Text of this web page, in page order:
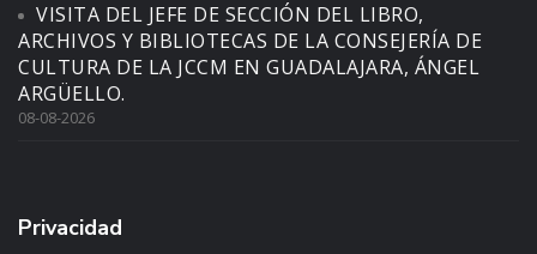
VISITA DEL JEFE DE SECCIÓN DEL LIBRO,
ARCHIVOS Y BIBLIOTECAS DE LA CONSEJERÍA DE
CULTURA DE LA JCCM EN GUADALAJARA, ÁNGEL
ARGÜELLO.
08-08-2026
Privacidad